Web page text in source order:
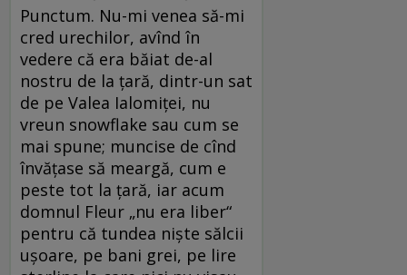
Punctum. Nu-mi venea să-mi
cred urechilor, avînd în
vedere că era băiat de-al
nostru de la țară, dintr-un sat
de pe Valea Ialomiței, nu
vreun snowflake sau cum se
mai spune; muncise de cînd
învățase să meargă, cum e
peste tot la țară, iar acum
domnul Fleur „nu era liber“
pentru că tundea niște sălcii
ușoare, pe bani grei, pe lire